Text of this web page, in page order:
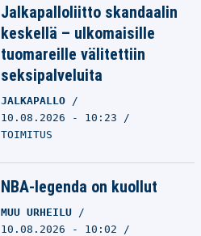
Jalkapalloliitto skandaalin
keskellä – ulkomaisille
tuomareille välitettiin
seksipalveluita
JALKAPALLO
10.08.2026 - 10:23
TOIMITUS
NBA-legenda on kuollut
MUU URHEILU
10.08.2026 - 10:02